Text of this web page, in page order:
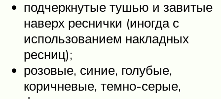
подчеркнутые тушью и завитые
наверх реснички (иногда с
использованием накладных
ресниц);
розовые, синие, голубые,
коричневые, темно-серые,